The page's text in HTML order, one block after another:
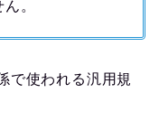
。
で使われる汎用規